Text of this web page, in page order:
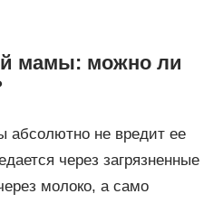
мамы: можно ли
не вредит ее
через загрязненные
молоко, а само